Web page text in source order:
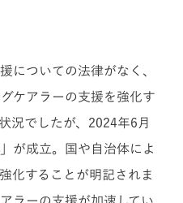
についての法律がなく、
ケアラーの支援を強化す
況でしたが、2024年6月
が成立。国や自治体によ
化することが明記されま
ラーの支援が加速してい